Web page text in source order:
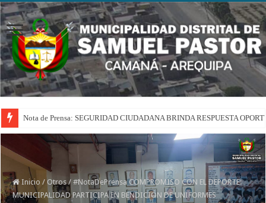
Nota de Prensa: SEGURIDAD CIUDADANA BRINDA RESPUESTA
Inicio / Otros / #NotaDePrensa COMPROMISO CON EL DEPORTE:
MUNICIPALIDAD PARTICIPA EN BENDICIÓN DE UNIFORMES